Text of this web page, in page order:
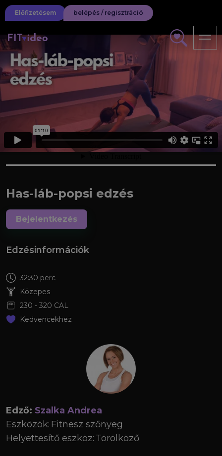
Előfizetésem belépés / regisztráció
Has-láb-popsi edzés
Bejelentkezés
Edzésinformációk
32:30 perc
Közepes
230 - 320 CAL
Kedvencekhez
Edző: Szalka Andrea
Eszközök: Fitnesz szőnyeg
Helyettesítő eszköz: Törölköző